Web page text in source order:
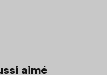
aimé